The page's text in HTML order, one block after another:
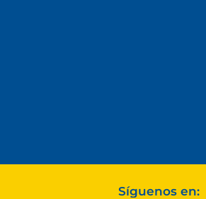
Síguenos en: